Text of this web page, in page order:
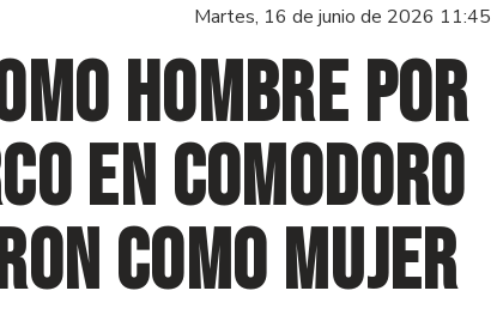
Martes, 16 de junio de 2026 11:45
hombre por
en Comodoro
como mujer